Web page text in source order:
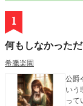
1
何もしなかった
希臘楽園
公爵
いう
って